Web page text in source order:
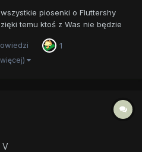
piosenki o Fluttershy
temu ktoś z Was nie będzie
Kindness
1
V